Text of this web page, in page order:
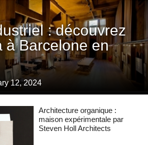
: découvrez
à Barcelone en
12, 2024
Architecture organique :
maison expérimentale par
Steven Holl Architects